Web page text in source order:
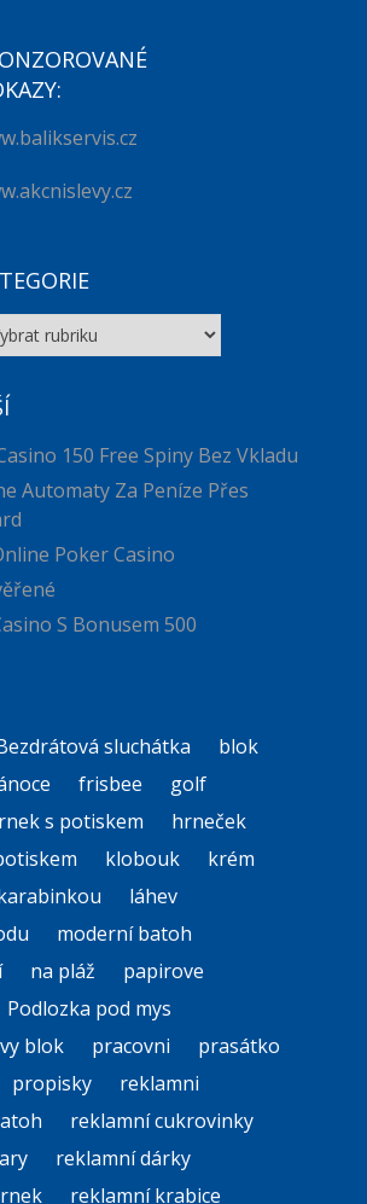
150 Free Spiny Bez Vkladu
Automaty Za Peníze Přes
Poker Casino
S Bonusem 500
sluchátka
blok
frisbee
golf
s potiskem
hrneček
klobouk
krém
láhev
moderní batoh
na pláž
papirove
Podlozka pod mys
blok
pracovni
prasátko
propisky
reklamni
reklamní cukrovinky
reklamní dárky
reklamní krabice